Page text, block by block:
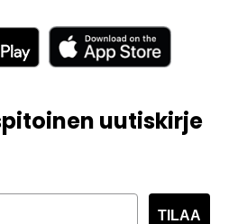
uutiskirje
TILAA